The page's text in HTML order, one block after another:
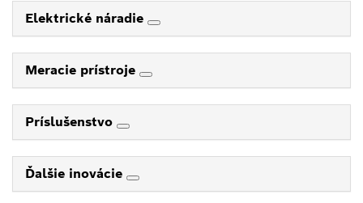
Elektrické náradie
Meracie prístroje
Príslušenstvo
Ďalšie inovácie